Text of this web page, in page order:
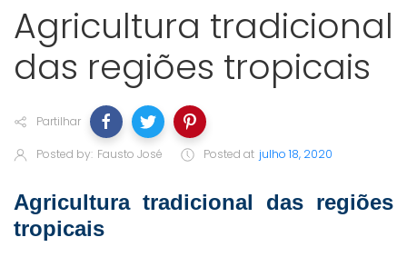
Agricultura tradicional
das regiões tropicais
Partilhar
Posted by: Fausto José Posted at julho 18, 2020
Agricultura tradicional das regiões
tropicais